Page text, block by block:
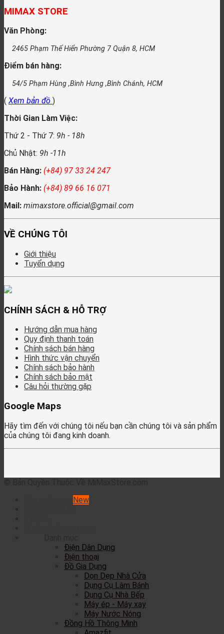
MIMAX STORE
Văn Phòng:
2465 Phạm Thế Hiển Phường 7 Quận 8, HCM
Điểm bán hàng:
54/5 Phạm Hùng ,Bình Hưng ,Bình Chánh, HCM
( Xem bản đồ )
Thời Gian Làm Việc:
Thứ 2 - Thứ 7: 9h - 18h
Chủ Nhật: 9h -11h
Bán Hàng: (+84) 97 33 24 247
Bảo Hành: (+84) 89 66 16 071
Mail: mimaxstore.official@gmail.com
VỀ CHÚNG TÔI
Giới thiệu
Tuyển dụng
CHÍNH SÁCH & HỖ TRỢ
Hướng dẫn mua hàng
Quy định thanh toán
Chính sách bán hàng
Hình thức vận chuyển
Chính sách bảo hành
Chính sách bảo mật
Câu hỏi thường gặp
Google Maps
Hãy tìm đến với chúng tôi nếu bạn cần chúng tôi và sản phẩm
của chúng tôi đang kinh doanh.
Điện Dân Dụng
Điện thoại
Đồ Gia Dụng
Dọn Dẹp Nhà Cửa
Dụng Cụ Làm Bánh
Dụng Cụ Nhà Bếp
Máy ép - Máy xay
Máy Nước Nóng
Đồng Hồ Thông Minh